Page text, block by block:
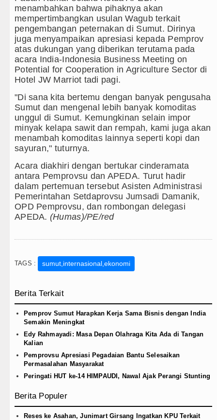
menambahkan bahwa pihaknya akan
mempertimbangkan usulan Wagub terkait
pengembangan peternakan di Sumut. Dirinya
juga menyampaikan apresiasi kepada Pemprov
atas dukungan yang diberikan terutama pada
acara India-Indonesia Business Meeting on
Potential for Cooperation in Agriculture Sector di
Hotel JW Marriot tadi pagi.
"Di sana kita bertemu dengan banyak pengusaha
Sumut dan mengenal lebih banyak komoditas
unggul di Sumut. Kemungkinan selain impor
minyak kelapa sawit dan rempah, kami juga akan
menambah komoditas lainnya seperti kopi dan
sayuran," tuturnya.
Acara diakhiri dengan bertukar cinderamata
antara Pemprovsu dan APEDA. Turut hadir
dalam pertemuan tersebut Asisten Administrasi
Pemerintahan Setdaprovsu Jumsadi Damanik,
OPD Pemprovsu, dan rombongan delegasi
APEDA. (Humas)/PE/red
TAGS : sumut,internasional,ekonomi
Berita Terkait
Pemprov Sumut Harapkan Kerja Sama Bisnis dengan India
Semakin Meningkat
Edy Rahmayadi: Masa Depan Olahraga Kita Ada di Tangan
Kalian
Pemprovsu Apresiasi Pegadaian Bantu Selesaikan
Permasalahan Masyarakat
Peringati HUT ke-14 HIMPAUDI, Nawal Ajak Perangi Stunting
Berita Populer
Reses ke Asahan, Junimart Girsang Ingatkan KPU Terkait